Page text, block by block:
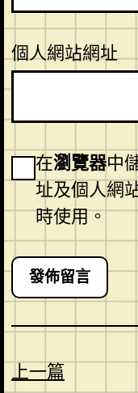
個人網站網址
在瀏覽器中
址及個人網
時使用。
上一篇